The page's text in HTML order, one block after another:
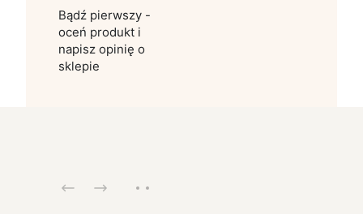
Bądź pierwszy -
oceń produkt i
napisz opinię o
sklepie